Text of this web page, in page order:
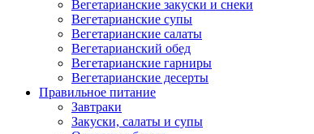
Вегетарианские закуски и снеки
Вегетарианские супы
Вегетарианские салаты
Вегетарианский обед
Вегетарианские гарниры
Вегетарианские десерты
Правильное питание
Завтраки
Закуски, салаты и супы